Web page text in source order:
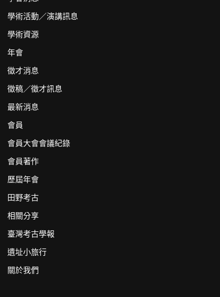
學術活動／演講訊息
學術資源
年會
徵才消息
徵稿／徵才訊息
最新消息
會員
會員大會會議紀錄
會員著作
歷屆年會
田野考古
相關分享
臺灣考古學報
遺址小旅行
關於我們